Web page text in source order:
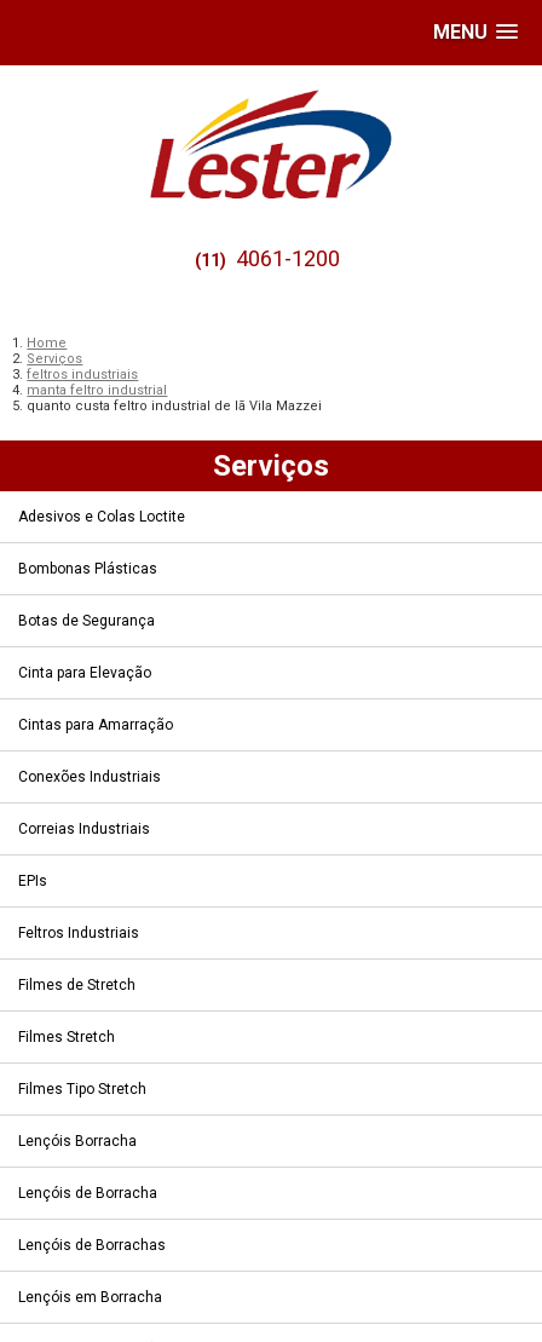
MENU
(11) 4061-1200
Home
Serviços
feltros industriais
manta feltro industrial
quanto custa feltro industrial de lã Vila Mazzei
Serviços
Adesivos e Colas Loctite
Bombonas Plásticas
Botas de Segurança
Cinta para Elevação
Cintas para Amarração
Conexões Industriais
Correias Industriais
EPIs
Feltros Industriais
Filmes de Stretch
Filmes Stretch
Filmes Tipo Stretch
Lençóis Borracha
Lençóis de Borracha
Lençóis de Borrachas
Lençóis em Borracha